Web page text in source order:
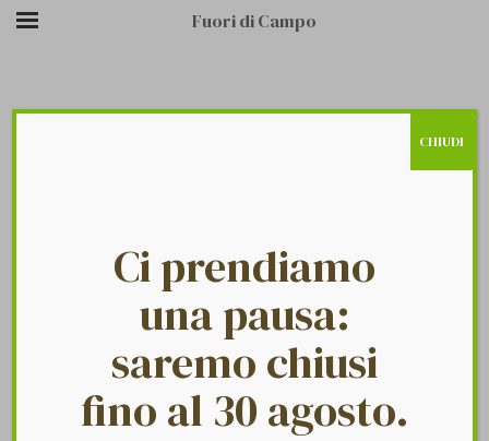
Fuori di Campo
Fuori Di Campo 23 Aprile 2020
Ci prendiamo
una pausa:
saremo chiusi
fino al 30 agosto.
CHIUDI